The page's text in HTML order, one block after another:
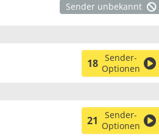
Sender unbekannt
18 Sender-
Optionen
21
Sender-
Optionen